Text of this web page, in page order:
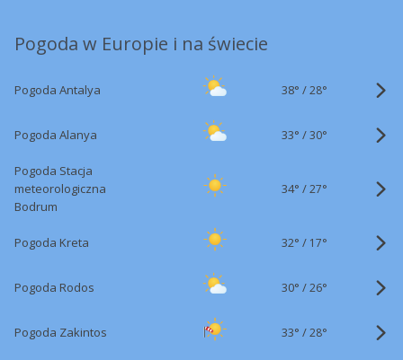
Pogoda w Europie i na świecie
Pogoda Antalya 38° /28°
Pogoda Alanya 33° /30°
Pogoda Stacja
meteorologiczna
Bodrum
34° /27°
Pogoda Kreta 32° / 17°
Pogoda Rodos 30° /26°
Pogoda Zakintos 33° /28°